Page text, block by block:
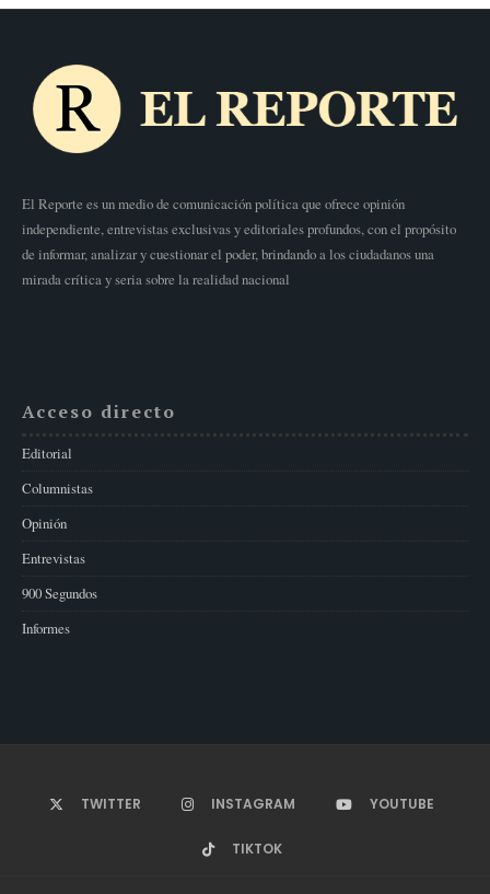
El Reporte es un medio de comunicación política que ofrece opinión
independiente, entrevistas exclusivas y editoriales profundos, con el propósito
de informar, analizar y cuestionar el poder, brindando a los ciudadanos una
mirada crítica y seria sobre la realidad nacional
Acceso directo
Editorial
Columnistas
Opinión
Entrevistas
900 Segundos
Informes
TWITTER INSTAGRAM YOUTUBE
TIKTOK